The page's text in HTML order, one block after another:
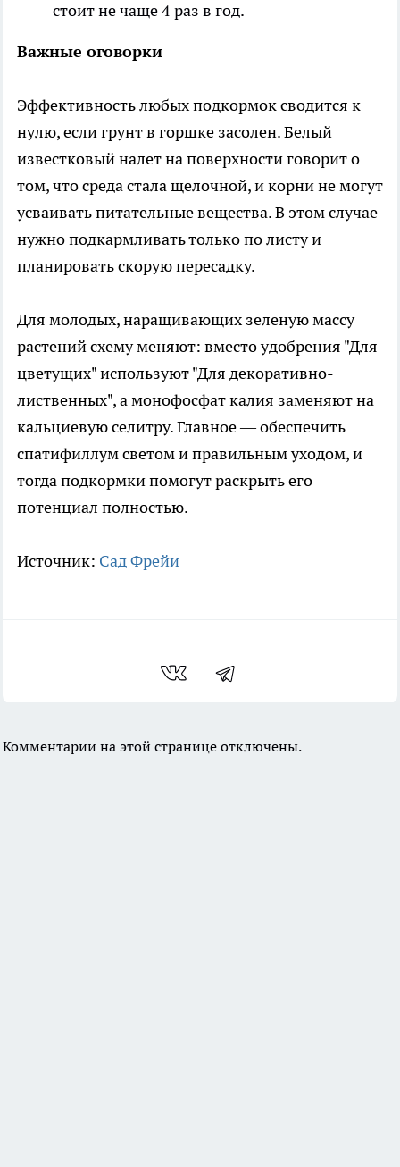
стоит не чаще 4 раз в год.
Важные оговорки
Эффективность любых подкормок сводится к
нулю, если грунт в горшке засолен. Белый
известковый налет на поверхности говорит о
том, что среда стала щелочной, и корни не могут
усваивать питательные вещества. В этом случае
нужно подкармливать только по листу и
планировать скорую пересадку.
Для молодых, наращивающих зеленую массу
растений схему меняют: вместо удобрения "Для
цветущих" используют "Для декоративно-
лиственных", а монофосфат калия заменяют на
кальциевую селитру. Главное — обеспечить
спатифиллум светом и правильным уходом, и
тогда подкормки помогут раскрыть его
потенциал полностью.
Источник: Сад Фрейи
Комментарии на этой странице отключены.